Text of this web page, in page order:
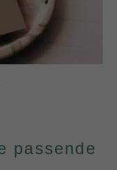
passende